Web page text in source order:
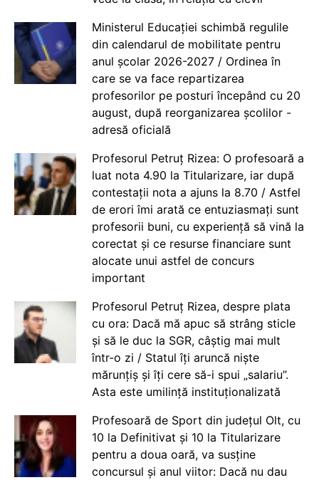
Ministerul Educației schimbă regulile
din calendarul de mobilitate pentru
anul școlar 2026-2027 / Ordinea în
care se va face repartizarea
profesorilor pe posturi începând cu 20
august, după reorganizarea școlilor -
adresă oficială
Profesorul Petruț Rizea: O profesoară a
luat nota 4.90 la Titularizare, iar după
contestații nota a ajuns la 8.70 / Astfel
de erori îmi arată ce entuziasmați sunt
profesorii buni, cu experiență să vină la
corectat și ce resurse financiare sunt
alocate unui astfel de concurs
important
Profesorul Petruț Rizea, despre plata
cu ora: Dacă mă apuc să strâng sticle
și să le duc la SGR, câștig mai mult
într-o zi / Statul îți aruncă niște
mărunțiș și îți cere să-i spui „salariu”.
Asta este umilință instituționalizată
Profesoară de Sport din județul Olt, cu
10 la Definitivat și 10 la Titularizare
pentru a doua oară, va susține
concursul și anul viitor: Dacă nu dau